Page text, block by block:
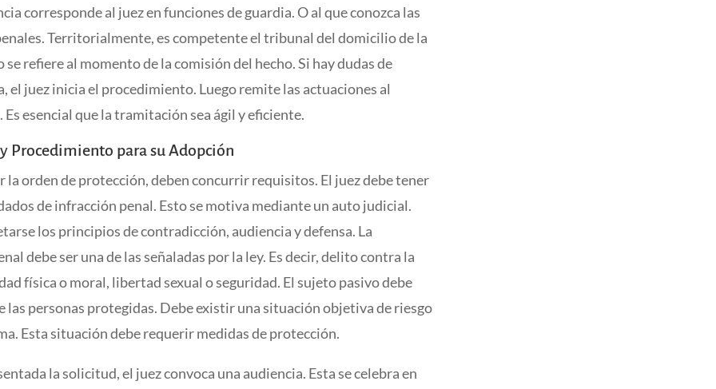
corresponde al juez en funciones de guardia. O al que conozca las
Territorialmente, es competente el tribunal del domicilio de la
se refiere al momento de la comisión del hecho. Si hay dudas de
el juez inicia el procedimiento. Luego remite las actuaciones al
esencial que la tramitación sea ágil y eficiente.
Procedimiento para su Adopción
la orden de protección, deben concurrir requisitos. El juez debe tener
de infracción penal. Esto se motiva mediante un auto judicial.
los principios de contradicción, audiencia y defensa. La
debe ser una de las señaladas por la ley. Es decir, delito contra la
física o moral, libertad sexual o seguridad. El sujeto pasivo debe
las personas protegidas. Debe existir una situación objetiva de riesgo
Esta situación debe requerir medidas de protección.
la solicitud, el juez convoca una audiencia. Esta se celebra en